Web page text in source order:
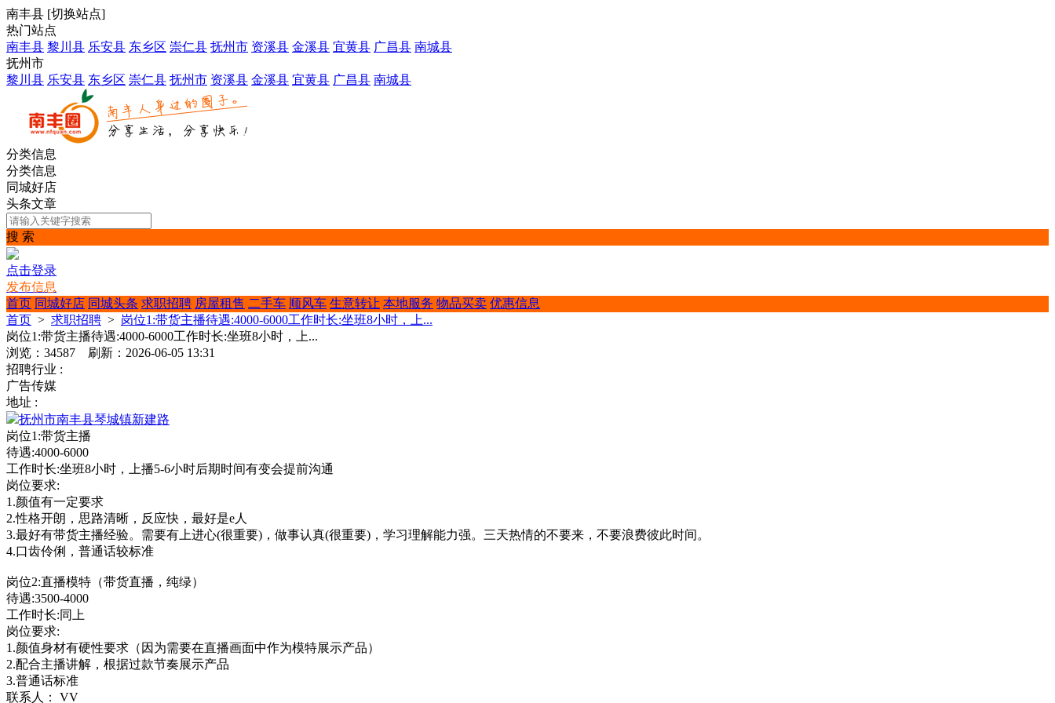
南丰县 [切换站点]
热门站点
南丰县 黎川县 乐安县 东乡区 崇仁县 抚州市 资溪县 金溪县 宜黄县 广昌县 南城县
抚州市
黎川县 乐安县 东乡区 崇仁县 抚州市 资溪县 金溪县 宜黄县 广昌县 南城县
分类信息
分类信息
同城好店
头条文章
搜 索
点击登录
发布信息
首页 同城好店 同城头条 求职招聘 房屋租售 二手车 顺风车 生意转让 本地服务 物品买卖 优惠信息
首页 > 求职招聘 > 岗位1:带货主播待遇:4000-6000工作时长:坐班8小时，上...
岗位1:带货主播待遇:4000-6000工作时长:坐班8小时，上...
浏览：34587 刷新：2026-06-05 13:31
招聘行业 :
广告传媒
地址 :
抚州市南丰县琴城镇新建路
岗位1:带货主播
待遇:4000-6000
工作时长:坐班8小时，上播5-6小时后期时间有变会提前沟通
岗位要求:
1.颜值有一定要求
2.性格开朗，思路清晰，反应快，最好是e人
3.最好有带货主播经验。需要有上进心(很重要)，做事认真(很重要)，学习理解能力强。三天热情的不要来，不要浪费彼此时间。
4.口齿伶俐，普通话较标准
岗位2:直播模特（带货直播，纯绿）
待遇:3500-4000
工作时长:同上
岗位要求:
1.颜值身材有硬性要求（因为需要在直播画面中作为模特展示产品）
2.配合主播讲解，根据过款节奏展示产品
3.普通话标准
联系人：
VV